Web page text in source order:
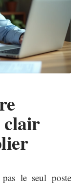
clair
le seul poste